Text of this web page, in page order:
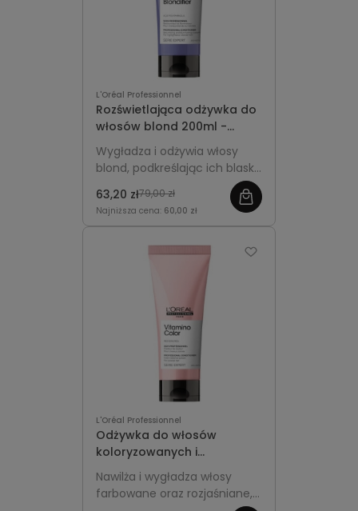
L'Oréal Professionnel
Rozświetlająca odżywka do
włosów blond 200ml -
L'Oréal Professionnel
Blondifier
Wygładza i odżywia włosy
blond, podkreślając ich blask,
świetlistość.
63,20 zł79,00 zł
Najniższa cena: 60,00 zł
L'Oréal Professionnel
Odżywka do włosów
koloryzowanych i
rozjaśnianych 200ml L'Oréal
Professionnel Vitamino
Color
Nawilża i wygładza włosy
farbowane oraz rozjaśniane,